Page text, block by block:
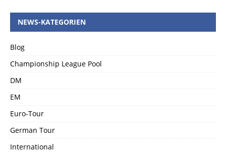
NEWS-KATEGORIEN
Blog
Championship League Pool
DM
EM
Euro-Tour
German Tour
International